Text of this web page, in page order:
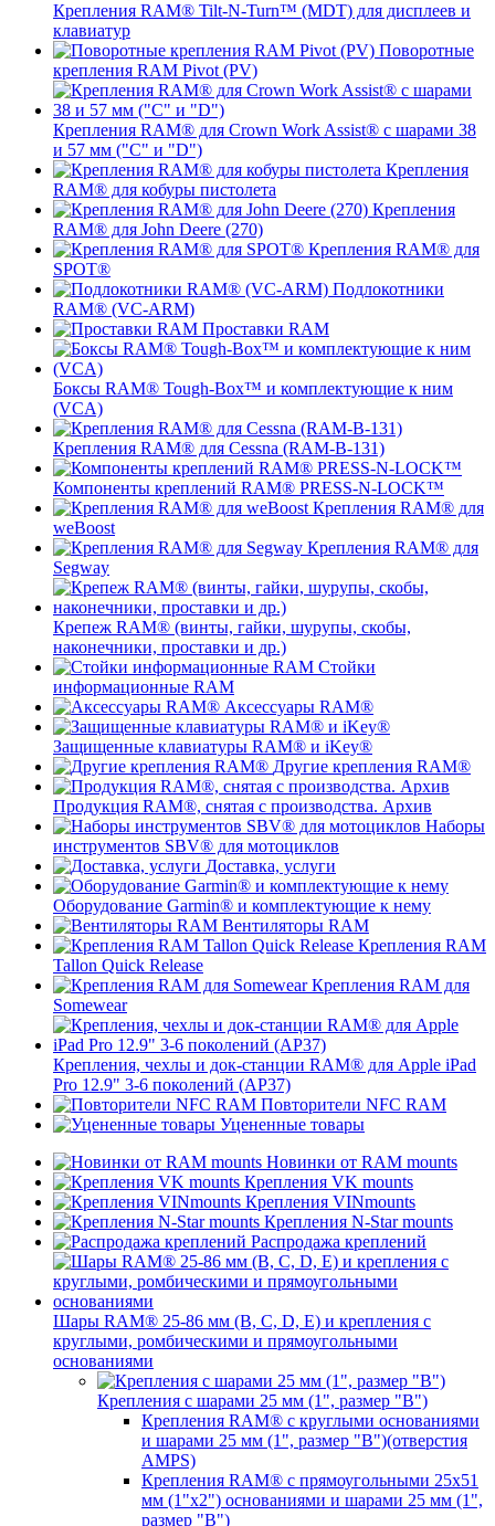
Крепления RAM® Tilt-N-Turn™ (MDT) для дисплеев и
клавиатур
Поворотные
крепления RAM Pivot (PV)
Крепления RAM® для Crown Work Assist® с шарами 38
и 57 мм ("C" и "D")
Крепления
RAM® для кобуры пистолета
Крепления
RAM® для John Deere (270)
Крепления RAM® для
SPOT®
Подлокотники
RAM® (VC-ARM)
Проставки RAM
Боксы RAM® Tough-Box™ и комплектующие к ним
(VCA)
Крепления RAM® для Cessna (RAM-B-131)
Компоненты креплений RAM® PRESS-N-LOCK™
Крепления RAM® для
weBoost
Крепления RAM® для
Segway
Крепеж RAM® (винты, гайки, шурупы, скобы,
наконечники, проставки и др.)
Стойки
информационные RAM
Аксессуары RAM®
Защищенные клавиатуры RAM® и iKey®
Другие крепления RAM®
Продукция RAM®, снятая с производства. Архив
Наборы
инструментов SBV® для мотоциклов
Доставка, услуги
Оборудование Garmin® и комплектующие к нему
Вентиляторы RAM
Крепления RAM
Tallon Quick Release
Крепления RAM для
Somewear
Крепления, чехлы и док-станции RAM® для Apple iPad
Pro 12.9" 3-6 поколений (AP37)
Повторители NFC RAM
Уцененные товары
Новинки от RAM mounts
Крепления VK mounts
Крепления VINmounts
Крепления N-Star mounts
Распродажа креплений
Шары RAM® 25-86 мм (B, C, D, E) и крепления с
круглыми, ромбическими и прямоугольными
основаниями
Крепления с шарами 25 мм (1", размер "B")
Крепления RAM® с круглыми основаниями
и шарами 25 мм (1", размер "B")(отверстия
AMPS)
Крепления RAM® с прямоугольными 25х51
мм (1"х2") основаниями и шарами 25 мм (1",
размер "B")